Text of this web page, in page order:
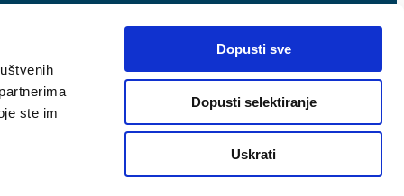
ste im
Dopusti sve
Dopusti selektiranje
Uskrati